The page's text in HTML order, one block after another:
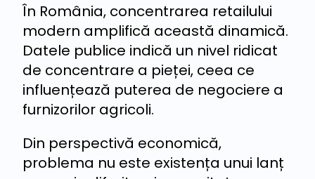
În România, concentrarea retailului
modern amplifică această dinamică.
Datele publice indică un nivel ridicat
de concentrare a pieței, ceea ce
influențează puterea de negociere a
furnizorilor agricoli.
Din perspectivă economică,
problema nu este existența unui lanț